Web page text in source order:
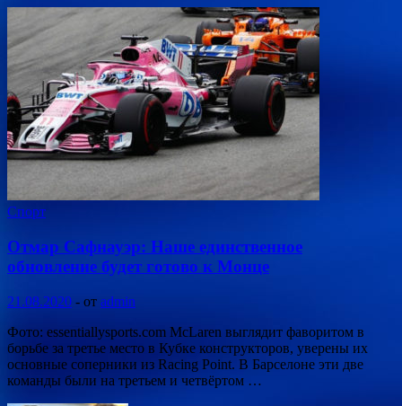
Спорт
Отмар Сафнауэр: Наше единственное
обновление будет готово к Монце
21.08.2020 - от admin
Фото: essentiallysports.com McLaren выглядит фаворитом в
борьбе за третье место в Кубке конструкторов, уверены их
основные соперники из Racing Point. В Барселоне эти две
команды были на третьем и четвёртом …